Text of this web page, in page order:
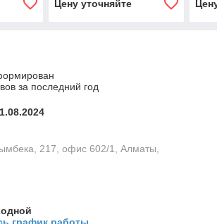
Цену уточняйте
за последний год
217, офис 602/1, Алматы,